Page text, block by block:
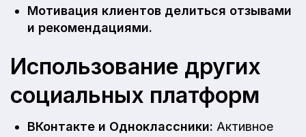
Мотивация клиентов делиться отзывами
и рекомендациями.
Использование других
социальных платформ
ВКонтакте и Одноклассники: Активное